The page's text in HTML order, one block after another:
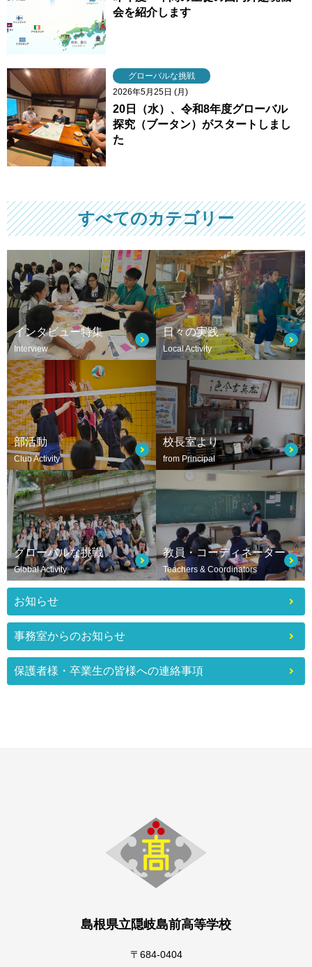
会を紹介します
グローバルな挑戦
2026年5月25日 (月)
20日（水）、令和8年度グローバル
探究（ブータン）がスタートしまし
た
すべてのカテゴリー
インタビュー特集
Interview
日々の実践
Local Activity
部活動
Club Activity
校長室より
from Principal
グローバルな挑戦
Global Activity
教員・コーディネーター
Teachers & Coordinators
お知らせ
事務室からのお知らせ
保護者様・卒業生の皆様への連絡事項
島根県立隠岐島前高等学校
〒684-0404